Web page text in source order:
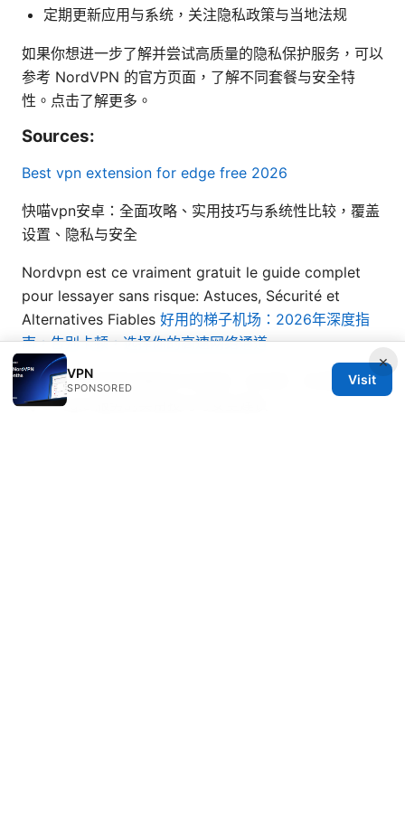
定期更新应用与系统，关注隐私政策与当地法规
如果你想进一步了解并尝试高质量的隐私保护服务，可以
参考 NordVPN 的官方页面，了解不同套餐与安全特
性。点击了解更多。
Sources:
Best vpn extension for edge free 2026
快喵vpn安卓：全面攻略、实用技巧与系统性比较，覆盖
设置、隐私与安全
Nordvpn est ce vraiment gratuit le guide complet
pour lessayer sans risque: Astuces, Sécurité et
Alternatives Fiables 好用的梯子机场：2026年深度指
南，告别卡顿，选择你的高速网络通道
访问google服务的最佳VPN指南：在中国、全球稳定访
问 Google 服务的实用技巧与安全建议
×
VPN
SPONSORED
Visit